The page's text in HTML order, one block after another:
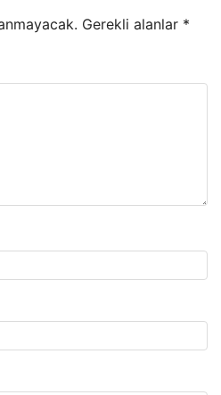
Gerekli alanlar *